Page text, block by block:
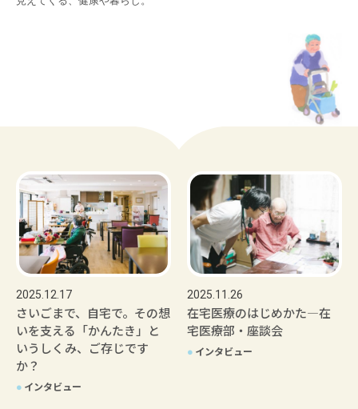
2025.12.17
さいごまで、自宅で。その想
いを支える「かんたき」と
いうしくみ、ご存じです
か？
● インタビュー
2025.11.26
在宅医療のはじめかた―在
宅医療部・座談会
● インタビュー